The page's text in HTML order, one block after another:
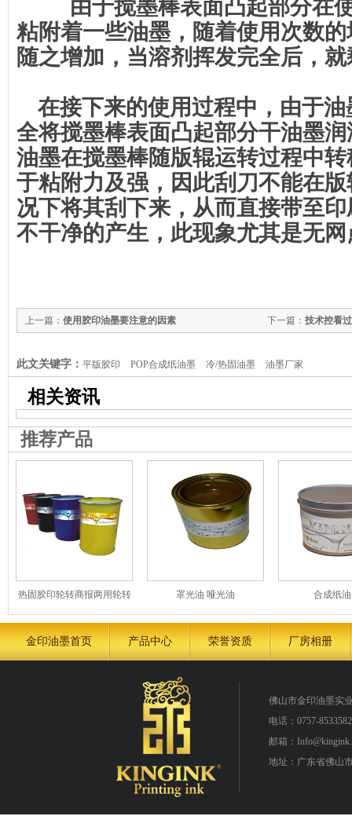
由于搅墨棒表面凸起部分在使
粘附着一些油墨，随着使用次数
随之增加，当溶剂挥发完全后，
在接下来的使用过程中，由于
全将搅墨棒表面凸起部分干油墨
油墨在搅墨棒随版辊运转过程中
于粘附力及强，因此刮刀不能在
况下将其刮下来，从而直接带至
不干净的产生，此现象尤其是无
下一篇： 技术控看
上一篇： 使用胶印油墨要注意的因素
此文关键字： 平版胶印 POP合成纸油墨 冷/热固油墨 油墨厂家
相关资讯
推荐产品
热固胶印轮转商报两用轮转
罩光油 哑光油 合成纸
金印油墨首页 产品中心 荣誉资质 厂房相册
佛山市金印油墨实
电话：0757-
邮箱：
地址：广东省佛山